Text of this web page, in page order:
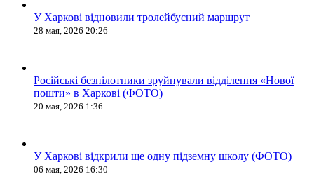
У Харкові відновили тролейбусний маршрут
28 мая, 2026 20:26
Російські безпілотники зруйнували відділення «Нової
пошти» в Харкові (ФОТО)
20 мая, 2026 1:36
У Харкові відкрили ще одну підземну школу (ФОТО)
06 мая, 2026 16:30